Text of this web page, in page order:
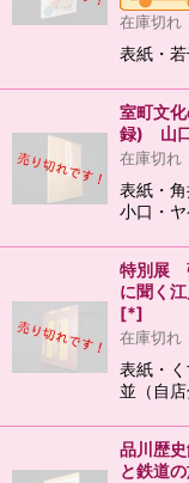
在庫切れ
表紙・
室町文
録) 山
在庫切れ
表紙・
小口・
特別展
に聞く
[*]
在庫切れ
表紙・
並（自店
品川歴
と鉄道